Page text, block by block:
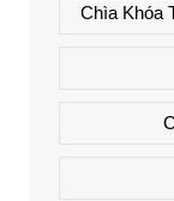
Chìa Khóa